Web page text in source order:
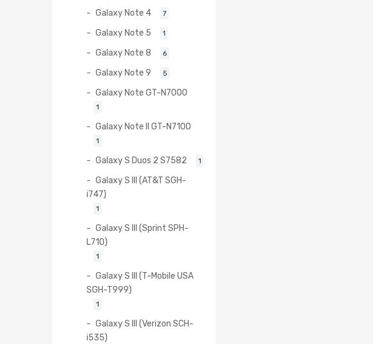
Galaxy Note 4 7
Galaxy Note 5 1
Galaxy Note 8 6
Galaxy Note 9 5
Galaxy Note GT-N7000
1
Galaxy Note II GT-N7100
1
Galaxy S Duos 2 S7582 1
Galaxy S III (AT&T SGH-
i747)
1
Galaxy S III (Sprint SPH-
L710)
1
Galaxy S III (T-Mobile USA
SGH-T999)
1
Galaxy S III (Verizon SCH-
i535)